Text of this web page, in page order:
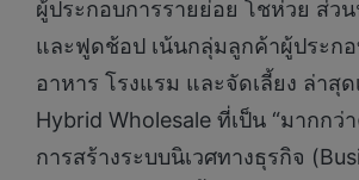
ผู้ประกอบการรายย่อย โชห่วย ส่ว
และฟูดช้อป เน้นกลุ่มลูกค้าผู้ประก
อาหาร โรงแรม และจัดเลี้ยง ล่าสุ
Hybrid Wholesale ที่เป็น “มากกว่
การสร้างระบบนิเวศทางธุรกิจ